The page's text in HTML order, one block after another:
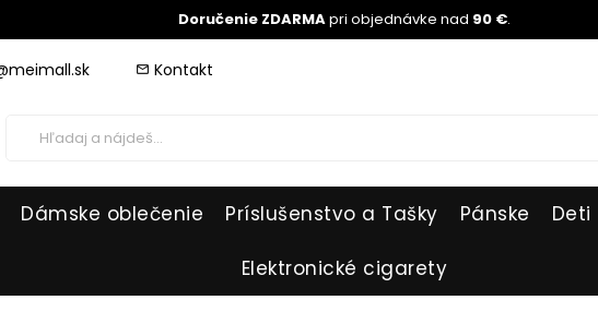
Doručenie ZDARMApri objednávke nad 90 €.
mail_outline Kontakt
Dámske oblečenie Príslušenstvo a Tašky Pánske Deti
Elektronické cigarety